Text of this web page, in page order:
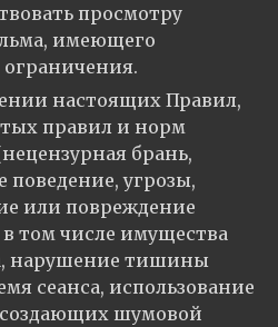
просмотру
имеющего
ограничения.
настоящих Правил,
правил и норм
брань,
поведение, угрозы,
или повреждение
том числе имущества
нарушение тишины
сеанса, использование
шумовой